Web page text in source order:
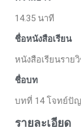
14.35 นาที
ชื่อหนังสือเรียน
หนังสือเรียนราย
ชื่อบท
บทที่ 14 โจทย์ปั
รายละเอียด